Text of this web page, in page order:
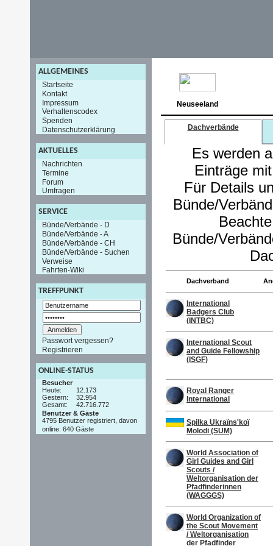
ALLGEMEINES
Startseite
Kontakt
Impressum
Verhaltenscodex
Spenden
Datenschutzerklärung
AKTUELLES
Nachrichten
Termine
Forum
Umfragen
SERVICE
Bünde/Verbände - D
Bünde/Verbände - A
Bünde/Verbände - CH
Bünde/Verbände - Suchen
Verweise
Fahrten-Wiki
TREFFPUNKT
Passwort vergessen?
Registrieren
ONLINE-STATUS
Besucher
Heute:
12.173
Gestern:
32.954
Gesamt:
42.716.772
Benutzer & Gäste
4795 Benutzer registriert, davon
online: 640 Gäste
Neuseeland
Dachverbände
Es werden
Einträge
Für Details
Bünde/
Bünde/
Dachverband
International
Badgers Club
(INTBC)
International Scout
and Guide Fellowship
(ISGF)
Royal Ranger
International
Spilka Ukraïns'koï
Molodi (SUM)
World Association of
Girl Guides and Girl
Scouts /
Weltorganisation der
Pfadfinderinnen
(WAGGGS)
World Organization of
the Scout Movement
/ Weltorganisation
der Pfadfinder